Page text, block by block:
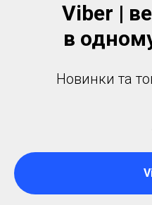
Viber |
в
Новинки та